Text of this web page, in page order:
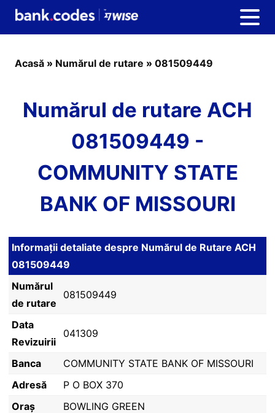
Acasă » Numărul de rutare » 081509449
Numărul de rutare ACH
081509449 -
COMMUNITY STATE
BANK OF MISSOURI
Informații detaliate despre Numărul de Rutare ACH
081509449
Numărul
de rutare
081509449
Data
Revizuirii
041309
Banca
COMMUNITY STATE BANK OF MISSOURI
Adresă
P O BOX 370
Oraș
BOWLING GREEN